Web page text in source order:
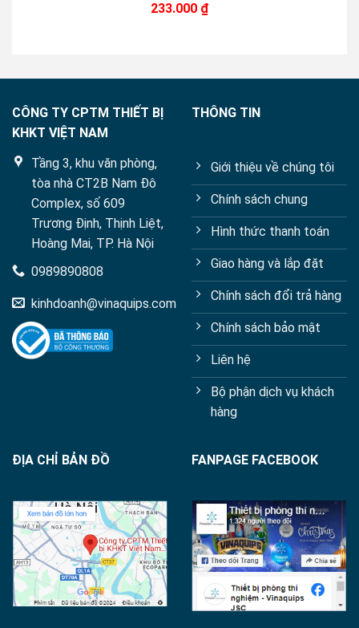
0233.000 ₫
CÔNG TY CPTM THIẾT BỊ
KHKT VIỆT NAM
Tầng 3, khu văn phòng,
tòa nhà CT2B Nam Đô
Complex, số 609
Trương Định, Thịnh Liệt,
Hoàng Mai, TP. Hà Nội
0989890808
kinhdoanh@vinaquips.com
THÔNG TIN
Giới thiệu về chúng tôi
Chính sách chung
Hình thức thanh toán
Giao hàng và lắp đặt
Chính sách đổi trả hàng
Chính sách bảo mật
Liên hệ
Bộ phận dịch vụ khách
hàng
ĐỊA CHỈ BẢN ĐỒ FANPAGE FACEBOOK